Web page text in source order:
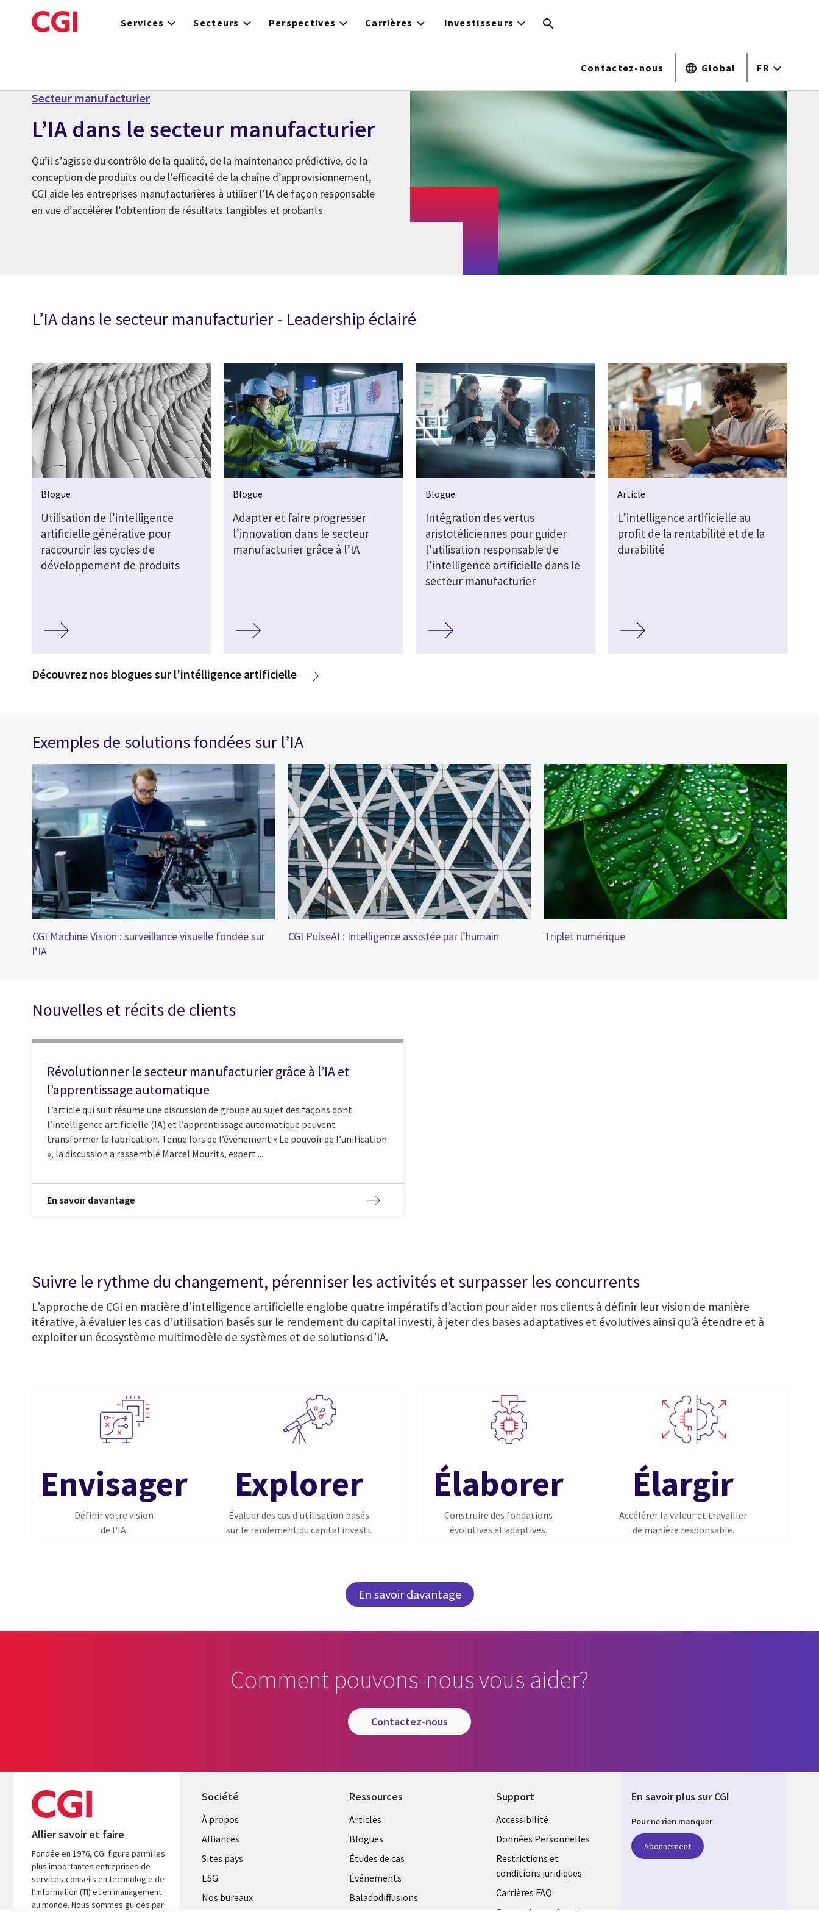
to
Services Secteurs Perspectives Carrières Investisseurs
Contactez-nous Global FR
Secteur manufacturier
L’IA dans le secteur manufacturier
Qu’il s’agisse du contrôle de la qualité, de la maintenance prédictive, de la
conception de produits ou de l’efficacité de la chaîne d’approvisionnement,
CGI aide les entreprises manufacturières à utiliser l’IA de façon responsable
en vue d’accélérer l’obtention de résultats tangibles et probants.
L’IA dans le secteur manufacturier - Leadership éclairé
Blogue
Utilisation de l’intelligence
artificielle générative pour
raccourcir les cycles de
développement de produits
Blogue
Adapter et faire progresser
l’innovation dans le secteur
manufacturier grâce à l’IA
Blogue
Intégration des vertus
aristotéliciennes pour guider
l’utilisation responsable de
l’intelligence artificielle dans le
secteur manufacturier
Article
L’intelligence artificielle au
profit de la rentabilité et de la
durabilité
Découvrez nos blogues sur l'intélligence artificiellemedia
Exemples de solutions fondées sur l’IA
CGI Machine Vision : surveillance visuelle fondée sur
l’IA
CGI PulseAI : Intelligence assistée par l’humain Triplet numérique
Nouvelles et récits de clients
Révolutionner le secteur manufacturier grâce à l’IA et
l’apprentissage automatique
L’article qui suit résume une discussion de groupe au sujet des façons dont
l’intelligence artificielle (IA) et l’apprentissage automatique peuvent
transformer la fabrication. Tenue lors de l’événement « Le pouvoir de l’unification
», la discussion a rassemblé Marcel Mourits, expert ...
En savoir davantage
Suivre le rythme du changement, pérenniser les activités et surpasser les concurrents
L’approche de CGI en matière d’intelligence artificielle englobe quatre impératifs d’action pour aider nos clients à définir leur vision de manière
itérative, à évaluer les cas d’utilisation basés sur le rendement du capital investi, à jeter des bases adaptatives et évolutives ainsi qu’à étendre et à
exploiter un écosystème multimodèle de systèmes et de solutions d’IA.
Envisager
Définir votre vision
de l'IA.
Explorer
Évaluer des cas d'utilisation basés
sur le rendement du capital investi.
Élaborer
Construire des fondations
évolutives et adaptives.
Élargir
Accélérer la valeur et travailler
de manière responsable.
En savoir davantage
Comment pouvons-nous vous aider?
contactez-nous
Allier savoir et faire
Fondée en 1976, CGI figure parmi les
plus importantes entreprises de
services-conseils en technologie de
l’information (TI) et en management
au monde. Nous sommes guidés par
Société
À propos
Alliances
Sites pays
ESG
Nos bureaux
Ressources
Articles
Blogues
Études de cas
Événements
Baladodiffusions
Support
Accessibilité
Données Personnelles
Restrictions et
conditions juridiques
Carrières FAQ
En savoir plus sur CGI
Pour ne rien manquer
Abonnement